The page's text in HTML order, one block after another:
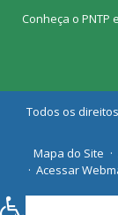
Conheça o PNTP
Todos os
Mapa do Site
Acessar